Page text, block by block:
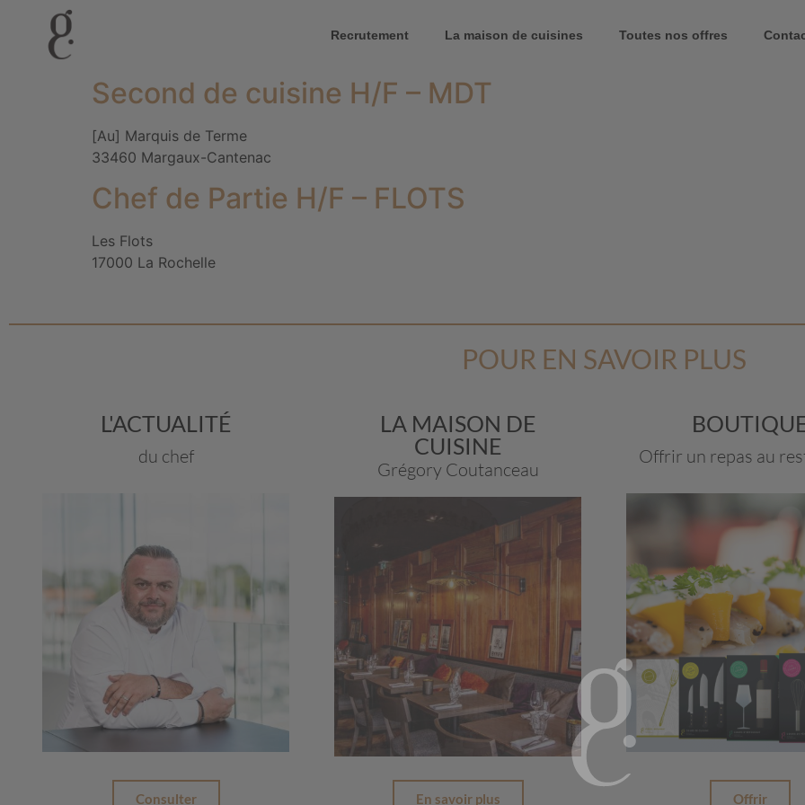
Recrutement La maison de cuisines Toutes nos offres
Second de cuisine H/F – MDT
[Au] Marquis de Terme
33460 Margaux-Cantenac
Chef de Partie H/F – FLOTS
Les Flots
17000 La Rochelle
POUR EN SAVOIR PLUS
L'ACTUALITÉ
du chef
Consulter
LA MAISON DE
CUISINE
Grégory Coutanceau
En savoir plus
Offrir un repas au
Offrir